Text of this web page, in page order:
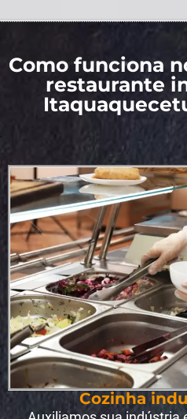
Como funciona
restaurante
Cozinha